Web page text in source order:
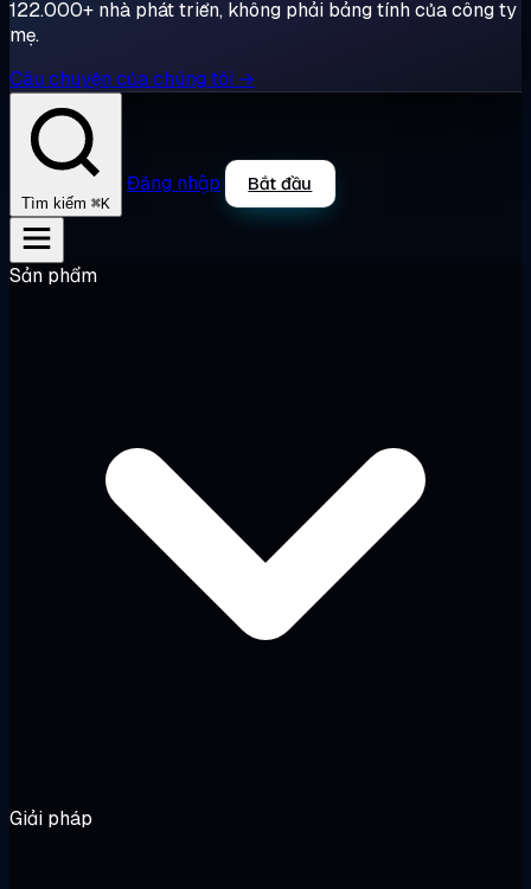
122.000+ nhà phát triển, không phải bảng tính của công ty
mẹ.
Câu chuyện của chúng tôi →
Tìm kiếm ⌘K
Đăng nhập Bắt đầu
Sản phẩm
Giải pháp